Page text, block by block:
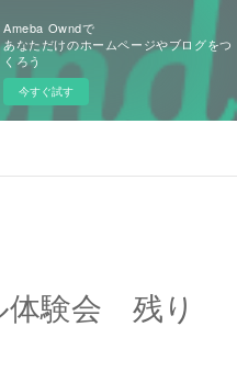
Ameba Owndで
あなただけのホームページやブログをつ
くろう
今すぐ試す
体験会 残り